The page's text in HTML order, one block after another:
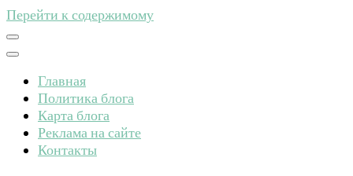
Перейти к содержимому
Главная
Политика блога
Карта блога
Реклама на сайте
Контакты